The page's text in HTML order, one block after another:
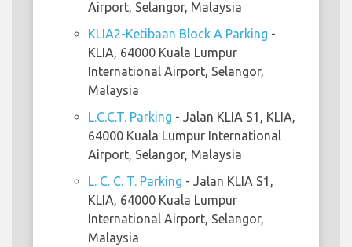
Airport, Selangor, Malaysia
KLIA2-Ketibaan Block A Parking -
KLIA, 64000 Kuala Lumpur
International Airport, Selangor,
Malaysia
L.C.C.T. Parking - Jalan KLIA S1, KLIA,
64000 Kuala Lumpur International
Airport, Selangor, Malaysia
L. C. C. T. Parking - Jalan KLIA S1,
KLIA, 64000 Kuala Lumpur
International Airport, Selangor,
Malaysia